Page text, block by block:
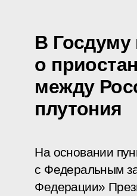
В Госдуму
о
между
плутония
На основании
с Федеральным
Федерации»